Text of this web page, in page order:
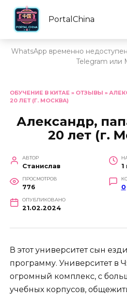
PortalChina
WhatsApp временно
Telegram или
содержанию
ОБУЧЕНИЕ В КИТАЕ » ОТЗЫВЫ »
20 ЛЕТ (Г. МОСКВА)
Александр,
20 лет (г.
АВТОР
Станислав 1
ПРОСМОТРОВ
776 0
ОПУБЛИКОВАНО
21.02.2024
В этот университет сын
программу. Университет в
огромный комплекс, с
учебных корпусов,